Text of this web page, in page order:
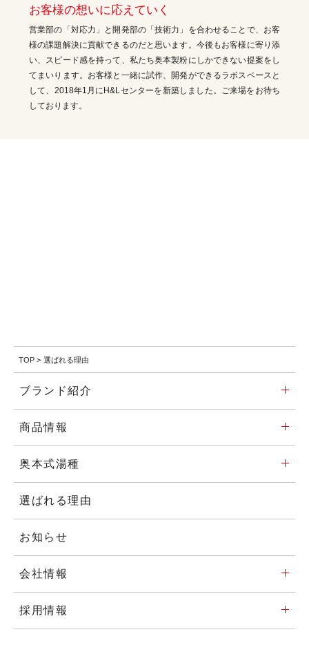
お客様の想いに応えていく
営業部の「対応力」と開発部の「技術力」を合わせることで、お客
様の課題解決に貢献できるのだと思います。今後もお客様に寄り添
い、スピード感を持って、私たち奥本製粉にしかできない提案をし
てまいります。お客様と一緒に試作、開発ができるラボスペースと
して、2018年1月にH&Lセンターを新築しました。ご来場をお待ち
しております。
TOP > 選ばれる理由
ブランド紹介
商品情報
奥本式湯種
選ばれる理由
お知らせ
会社情報
採用情報